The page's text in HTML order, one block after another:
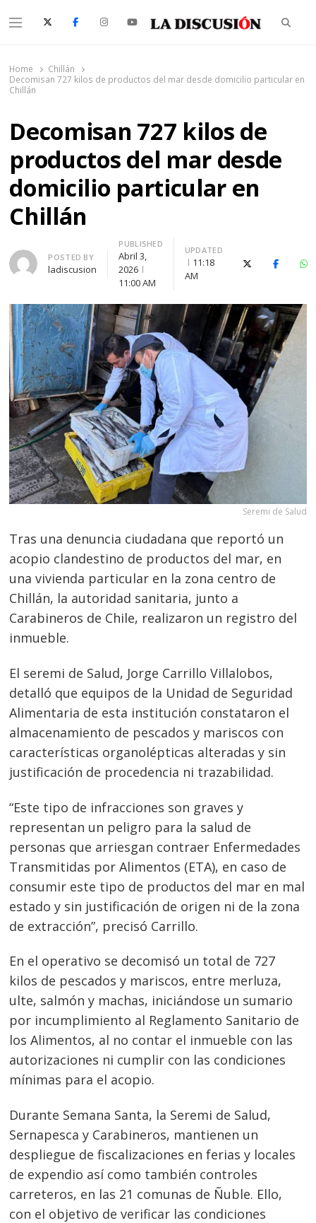
Menu
Home
Chillán
Decomisan 727 kilos de productos del mar desde domicilio particular en
Chillán
Decomisan 727 kilos de
productos del mar desde
domicilio particular en
Chillán
Author
POSTED BY
ladiscusion
PUBLISHED
Abril 3,
2026
11:00 AM
UPDATED
11:18
AM
X (Twitter)Facebook
Seremi de Salud
Tras una denuncia ciudadana que reportó un
acopio clandestino de productos del mar, en
una vivienda particular en la zona centro de
Chillán, la autoridad sanitaria, junto a
Carabineros de Chile, realizaron un registro del
inmueble.
El seremi de Salud, Jorge Carrillo Villalobos,
detalló que equipos de la Unidad de Seguridad
Alimentaria de esta institución constataron el
almacenamiento de pescados y mariscos con
características organolépticas alteradas y sin
justificación de procedencia ni trazabilidad.
“Este tipo de infracciones son graves y
representan un peligro para la salud de
personas que arriesgan contraer Enfermedades
Transmitidas por Alimentos (ETA), en caso de
consumir este tipo de productos del mar en mal
estado y sin justificación de origen ni de la zona
de extracción”, precisó Carrillo.
En el operativo se decomisó un total de 727
kilos de pescados y mariscos, entre merluza,
ulte, salmón y machas, iniciándose un sumario
por incumplimiento al Reglamento Sanitario de
los Alimentos, al no contar el inmueble con las
autorizaciones ni cumplir con las condiciones
mínimas para el acopio.
Durante Semana Santa, la Seremi de Salud,
Sernapesca y Carabineros, mantienen un
despliegue de fiscalizaciones en ferias y locales
de expendio así como también controles
carreteros, en las 21 comunas de Ñuble. Ello,
con el objetivo de verificar las condiciones
Navegación
de
entradas